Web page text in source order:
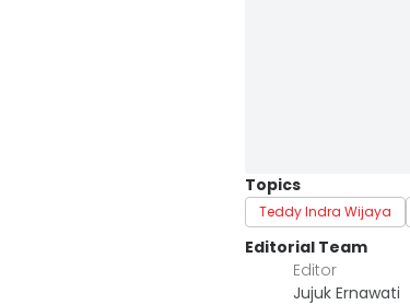
Topics
Teddy Indra Wijaya
Editorial Team
Editor
Jujuk Ernawati